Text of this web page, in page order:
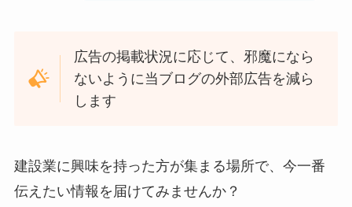
広告の掲載状況に応じて、邪魔になら
ないように当ブログの外部広告を減ら
します
建設業に興味を持った方が集まる場所で、今一番
伝えたい情報を届けてみませんか？